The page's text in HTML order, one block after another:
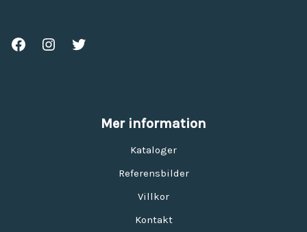
Mer information
Kataloger
Referensbilder
Villkor
Kontakt